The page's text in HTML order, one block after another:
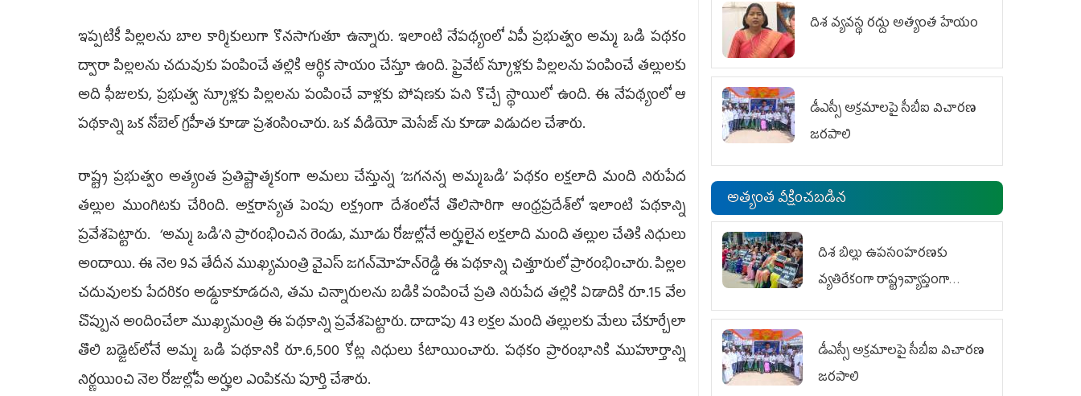
ఇప్ప‌టికీ పిల్ల‌ల‌ను బాల కార్మికులుగా కొన‌సాగుతూ ఉన్నారు. ఇలాంటి నేప‌థ్యంలో ఏపీ ప్ర‌భుత్వం అమ్మ ఒడి ప‌థ‌కం
ద్వారా పిల్ల‌ల‌ను చ‌దువుకు పంపించే త‌ల్లికి ఆర్థిక సాయం చేస్తూ ఉంది. ప్రైవేట్ స్కూళ్ల‌కు పిల్ల‌ల‌ను పంపించే త‌ల్లుల‌కు
అది ఫీజుల‌కు, ప్ర‌భుత్వ స్కూళ్లకు పిల్ల‌ల‌ను పంపించే వాళ్ల‌కు పోష‌ణ‌కు ప‌ని కొచ్చే స్థాయిలో ఉంది. ఈ నేప‌థ్యంలో ఆ
ప‌థ‌కాన్ని ఒక నోబెల్ గ్ర‌హీత కూడా ప్ర‌శంసించారు. ఒక వీడియో మెసేజ్ ను కూడా విడుద‌ల చేశారు.
రాష్ట్ర ప్రభుత్వం అత్యంత ప్రతిష్టాత్మకంగా అమలు చేస్తున్న ‘జగనన్న అమ్మఒడి’ పథకం లక్షలాది మంది నిరుపేద
తల్లుల ముంగిటకు చేరింది. అక్షరాస్యత పెంపు లక్ష్యంగా దేశంలోనే తొలిసారిగా ఆంధ్రప్రదేశ్‌లో ఇలాంటి పథకాన్ని
ప్రవేశపెట్టారు. ‘అమ్మ ఒడి’ని ప్రారంభించిన రెండు, మూడు రోజుల్లోనే అర్హులైన లక్షలాది మంది తల్లుల చేతికి నిధులు
అందాయి. ఈ నెల 9వ తేదీన ముఖ్యమంత్రి వైఎస్‌ జగన్‌మోహన్‌రెడ్డి ఈ పథకాన్ని చిత్తూరులో ప్రారంభించారు. పిల్లల
చదువులకు పేదరికం అడ్డుకాకూడదని, తమ చిన్నారులను బడికి పంపించే ప్రతి నిరుపేద తల్లికి ఏడాదికి రూ.15 వేల
చొప్పున అందించేలా ముఖ్యమంత్రి ఈ పథకాన్ని ప్రవేశపెట్టారు. దాదాపు 43 లక్షల మంది తల్లులకు మేలు చేకూర్చేలా
తొలి బడ్జెట్‌లోనే అమ్మ ఒడి పథకానికి రూ.6,500 కోట్ల నిధులు కేటాయించారు. పథకం ప్రారంభానికి ముహూర్తాన్ని
నిర్ణయించి నెల రోజుల్లోపే అర్హుల ఎంపికను పూర్తి చేశారు.
దిశ వ్యవస్థ రద్దు అత్యంత హేయం
డీఎస్సీ అక్రమాలపై సీబీఐ విచారణ
జరపాలి
అత్యంత వీక్షించబడిన
దిశ బిల్లు ఉపసంహరణకు
వ్యతిరేకంగా రాష్ట్రవ్యాప్తంగా
వైయ‌స్ఆర్‌సీపీ మహిళా విభాగం
డీఎస్సీ అక్రమాలపై సీబీఐ విచారణ
జరపాలి